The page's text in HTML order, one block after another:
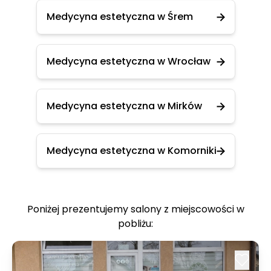
Medycyna estetyczna w Śrem
Medycyna estetyczna w Wrocław
Medycyna estetyczna w Mirków
Medycyna estetyczna w Komorniki
Poniżej prezentujemy salony z miejscowości w
pobliżu: